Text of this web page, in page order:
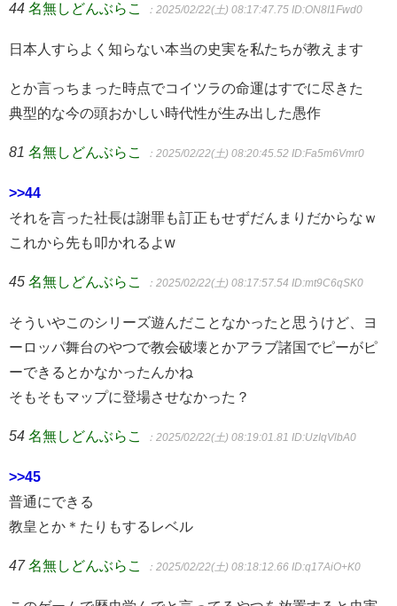
44 名無しどんぶらこ ：2025/02/22(土) 08:17:47.75 ID:ON8I1Fwd0
日本人すらよく知らない本当の史実を私たちが教えます
とか言っちまった時点でコイツラの命運はすでに尽きた
典型的な今の頭おかしい時代性が生み出した愚作
81 名無しどんぶらこ ：2025/02/22(土) 08:20:45.52 ID:Fa5m6Vmr0
>>44
それを言った社長は謝罪も訂正もせずだんまりだからなｗ
これから先も叩かれるよw
45 名無しどんぶらこ ：2025/02/22(土) 08:17:57.54 ID:mt9C6qSK0
そういやこのシリーズ遊んだことなかったと思うけど、ヨ
ーロッパ舞台のやつで教会破壊とかアラブ諸国でピーがピ
ーできるとかなかったんかね
そもそもマップに登場させなかった？
54 名無しどんぶらこ ：2025/02/22(土) 08:19:01.81 ID:UzIqVlbA0
>>45
普通にできる
教皇とか＊たりもするレベル
47 名無しどんぶらこ ：2025/02/22(土) 08:18:12.66 ID:q17AiO+K0